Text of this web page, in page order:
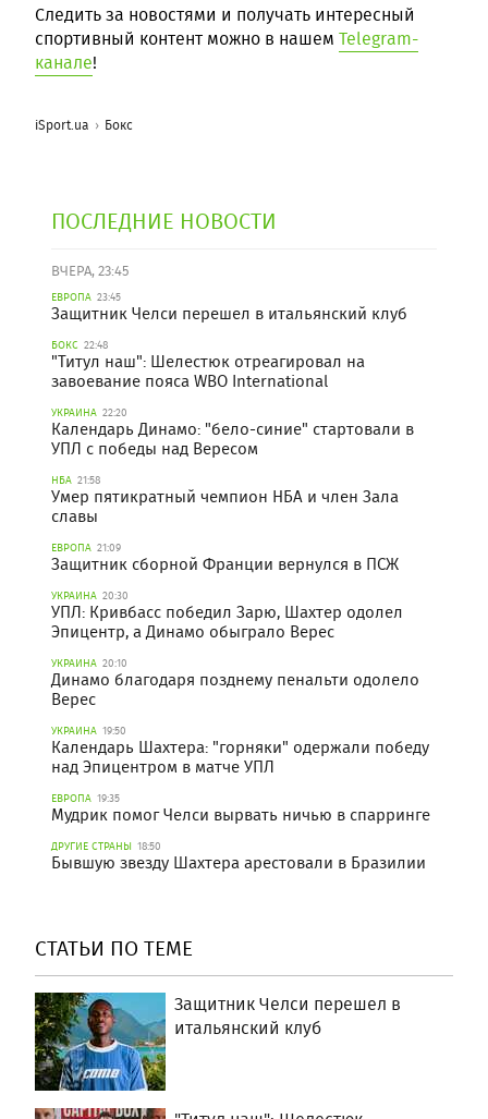
Следить за новостями и получать интересный
спортивный контент можно в нашем Telegram-
канале!
iSport.ua Бокс
ПОСЛЕДНИЕ НОВОСТИ
ВЧЕРА, 23:45
ЕВРОПА 23:45
Защитник Челси перешел в итальянский клуб
БОКС 22:48
"Титул наш": Шелестюк отреагировал на
завоевание пояса WBO International
УКРАИНА 22:20
Календарь Динамо: "бело-синие" стартовали в
УПЛ с победы над Вересом
НБА 21:58
Умер пятикратный чемпион НБА и член Зала
славы
ЕВРОПА 21:09
Защитник сборной Франции вернулся в ПСЖ
УКРАИНА 20:30
УПЛ: Кривбасс победил Зарю, Шахтер одолел
Эпицентр, а Динамо обыграло Верес
УКРАИНА 20:10
Динамо благодаря позднему пенальти одолело
Верес
УКРАИНА 19:50
Календарь Шахтера: "горняки" одержали победу
над Эпицентром в матче УПЛ
ЕВРОПА 19:35
Мудрик помог Челси вырвать ничью в спарринге
ДРУГИЕ СТРАНЫ 18:50
Бывшую звезду Шахтера арестовали в Бразилии
СТАТЬИ ПО ТЕМЕ
Защитник Челси перешел в
итальянский клуб